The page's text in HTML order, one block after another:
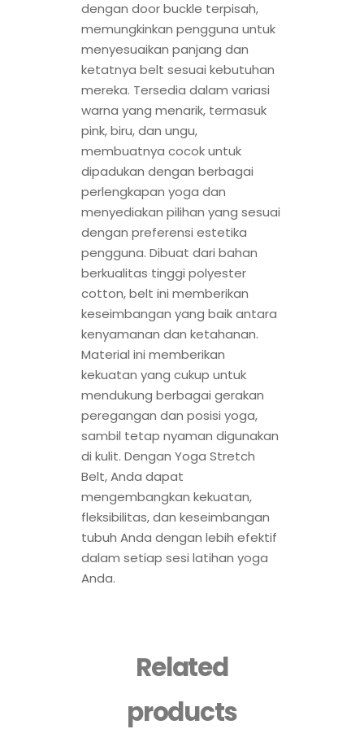
dengan door buckle terpisah,
memungkinkan pengguna untuk
menyesuaikan panjang dan
ketatnya belt sesuai kebutuhan
mereka. Tersedia dalam variasi
warna yang menarik, termasuk
pink, biru, dan ungu,
membuatnya cocok untuk
dipadukan dengan berbagai
perlengkapan yoga dan
menyediakan pilihan yang sesuai
dengan preferensi estetika
pengguna. Dibuat dari bahan
berkualitas tinggi polyester
cotton, belt ini memberikan
keseimbangan yang baik antara
kenyamanan dan ketahanan.
Material ini memberikan
kekuatan yang cukup untuk
mendukung berbagai gerakan
peregangan dan posisi yoga,
sambil tetap nyaman digunakan
di kulit. Dengan Yoga Stretch
Belt, Anda dapat
mengembangkan kekuatan,
fleksibilitas, dan keseimbangan
tubuh Anda dengan lebih efektif
dalam setiap sesi latihan yoga
Anda.
Related
products